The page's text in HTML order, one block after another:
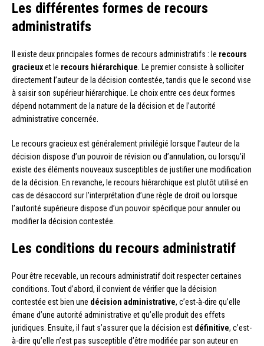
Les différentes formes de recours
administratifs
Il existe deux principales formes de recours administratifs : le recours
gracieuxet le recours hiérarchique . Le premier consiste à solliciter
directement l’auteur de la décision contestée, tandis que le second vise
à saisir son supérieur hiérarchique. Le choix entre ces deux formes
dépend notamment de la nature de la décision et de l’autorité
administrative concernée.
Le recours gracieux est généralement privilégié lorsque l’auteur de la
décision dispose d’un pouvoir de révision ou d’annulation, ou lorsqu’il
existe des éléments nouveaux susceptibles de justifier une modification
de la décision. En revanche, le recours hiérarchique est plutôt utilisé en
cas de désaccord sur l’interprétation d’une règle de droit ou lorsque
l’autorité supérieure dispose d’un pouvoir spécifique pour annuler ou
modifier la décision contestée.
Les conditions du recours administratif
Pour être recevable, un recours administratif doit respecter certaines
conditions. Tout d’abord, il convient de vérifier que la décision
contestée est bien une décision administrative, c’est-à-dire qu’elle
émane d’une autorité administrative et qu’elle produit des effets
juridiques. Ensuite, il faut s’assurer que la décision est définitive, c’est-
à-dire qu’elle n’est pas susceptible d’être modifiée par son auteur en